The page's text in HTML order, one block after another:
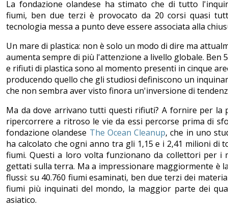
La fondazione olandese ha stimato che di tutto
fiumi, ben due terzi è provocato da 20 corsi quasi
tecnologia messa a punto deve essere associata alla
Un mare di plastica: non è solo un modo di dire ma
aumenta sempre di più l'attenzione a livello globale. Ben
e rifiuti di plastica sono al momento presenti in cinque
producendo quello che gli studiosi definiscono un
che non sembra aver visto finora un'inversione di
Ma da dove arrivano tutti questi rifiuti? A fornire per la
ripercorrere a ritroso le vie da essi percorse prima di
fondazione olandese The Ocean Cleanup, che in uno
ha calcolato che ogni anno tra gli 1,15 e i 2,41 milioni di
fiumi. Questi a loro volta funzionano da collettori per i
gettati sulla terra. Ma a impressionare maggiormente è
flussi: su 40.760 fiumi esaminati, ben due terzi dei
fiumi più inquinati del mondo, la maggior parte dei
asiatico.